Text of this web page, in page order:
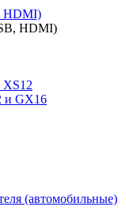
HDMI)
HDMI)
и GX16
(автомобильные)